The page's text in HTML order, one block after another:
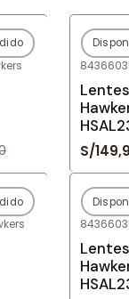
-80%
S/
-80%